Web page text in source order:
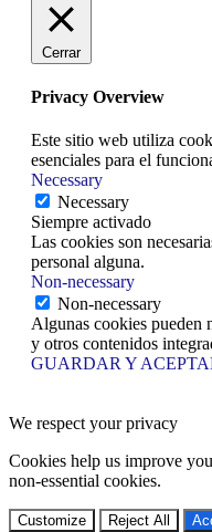
Cerrar
Privacy Overview
Este sitio web utiliza
esenciales para el
Necessary
Necessary
Siempre activado
Las cookies son
personal alguna.
Non-necessary
Non-necessary
Algunas cookies pueden
y otros contenidos
GUARDAR Y
We respect your privacy
Cookies help us improve
non-essential cookies.
Customize Reject All